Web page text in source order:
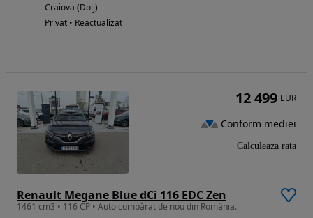
Craiova (Dolj)
Privat • Reactualizat
Renault Megane Blue dCi 116 EDC Zen
1461 cm3 • 116 CP • Auto cumpărat de nou din România.
12 499 EUR
Conform mediei
Calculeaza rata